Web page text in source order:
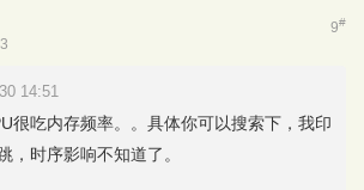
9#
14:51
很吃内存频率。。具体你可以搜索下，我印
，时序影响不知道了。